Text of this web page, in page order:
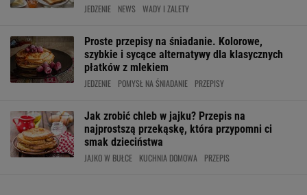
JEDZENIE NEWS WADY I ZALETY
Proste przepisy na śniadanie. Kolorowe,
szybkie i sycące alternatywy dla klasycznych
płatków z mlekiem
JEDZENIE POMYSŁ NA ŚNIADANIE PRZEPISY
Jak zrobić chleb w jajku? Przepis na
najprostszą przekąskę, która przypomni ci
smak dzieciństwa
JAJKO W BUŁCE KUCHNIA DOMOWA PRZEPIS